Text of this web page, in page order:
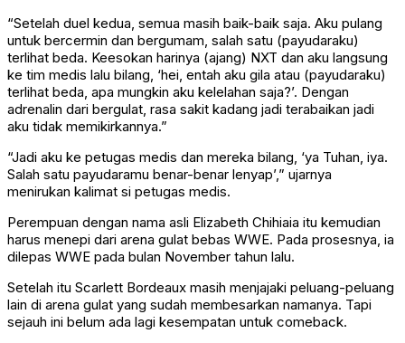
“Setelah duel kedua, semua masih baik-baik saja. Aku pulang
untuk bercermin dan bergumam, salah satu (payudaraku)
terlihat beda. Keesokan harinya (ajang) NXT dan aku langsung
ke tim medis lalu bilang, ‘hei, entah aku gila atau (payudaraku)
terlihat beda, apa mungkin aku kelelahan saja?’. Dengan
adrenalin dari bergulat, rasa sakit kadang jadi terabaikan jadi
aku tidak memikirkannya.”
“Jadi aku ke petugas medis dan mereka bilang, ‘ya Tuhan, iya.
Salah satu payudaramu benar-benar lenyap’,” ujarnya
menirukan kalimat si petugas medis.
Perempuan dengan nama asli Elizabeth Chihiaia itu kemudian
harus menepi dari arena gulat bebas WWE. Pada prosesnya, ia
dilepas WWE pada bulan November tahun lalu.
Setelah itu Scarlett Bordeaux masih menjajaki peluang-peluang
lain di arena gulat yang sudah membesarkan namanya. Tapi
sejauh ini belum ada lagi kesempatan untuk comeback.